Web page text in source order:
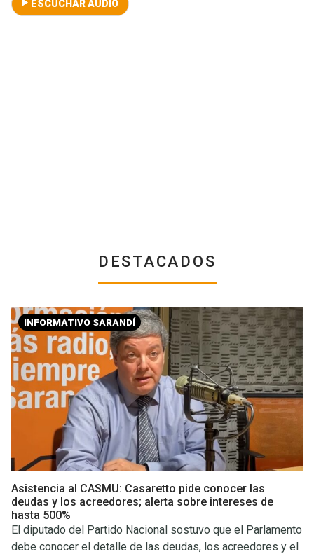
ESCUCHAR AUDIO
DESTACADOS
INFORMATIVO SARANDÍ
Asistencia al CASMU: Casaretto pide conocer las
deudas y los acreedores; alerta sobre intereses de
hasta 500%
El diputado del Partido Nacional sostuvo que el Parlamento
debe conocer el detalle de las deudas, los acreedores y el